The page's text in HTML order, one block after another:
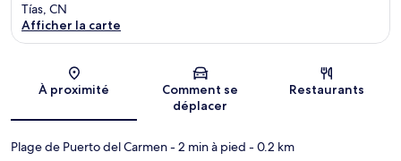
Carte
Tías, CN
Afficher la carte
À proximité
Comment se
déplacer
Restaurants
Plage de Puerto del Carmen- 2 min à pied - 0.2 km